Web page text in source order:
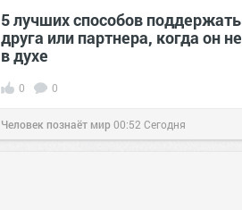
5 лучших способов поддержать
друга или партнера, когда он не
в духе
0 0
Человек познаёт мир00:52 Сегодня